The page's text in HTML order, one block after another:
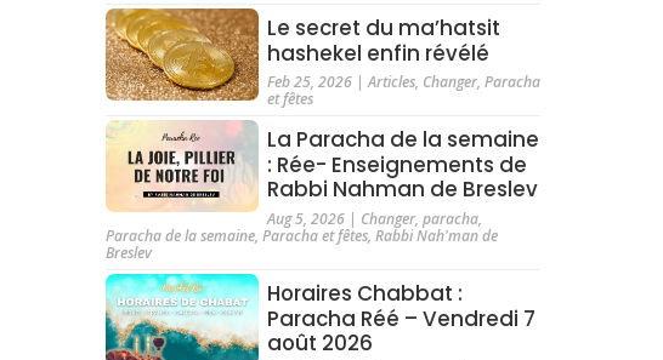
Le secret du ma’hatsit
hashekel enfin révélé
Feb 25, 2026|Articles, Changer, Paracha
et fêtes
La Paracha de la semaine
: Rée- Enseignements de
Rabbi Nahman de Breslev
Aug 5, 2026| Changer, paracha,
Paracha de la semaine,Paracha et fêtes,Rabbi Nah'man de
Breslev
Horaires Chabbat :
Paracha Réé – Vendredi 7
août 2026